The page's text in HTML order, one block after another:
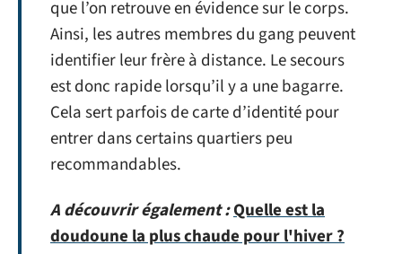
que l’on retrouve en évidence sur le corps.
Ainsi, les autres membres du gang peuvent
identifier leur frère à distance. Le secours
est donc rapide lorsqu’il y a une bagarre.
Cela sert parfois de carte d’identité pour
entrer dans certains quartiers peu
recommandables.
A découvrir également :Quelle est la
doudoune la plus chaude pour l'hiver ?